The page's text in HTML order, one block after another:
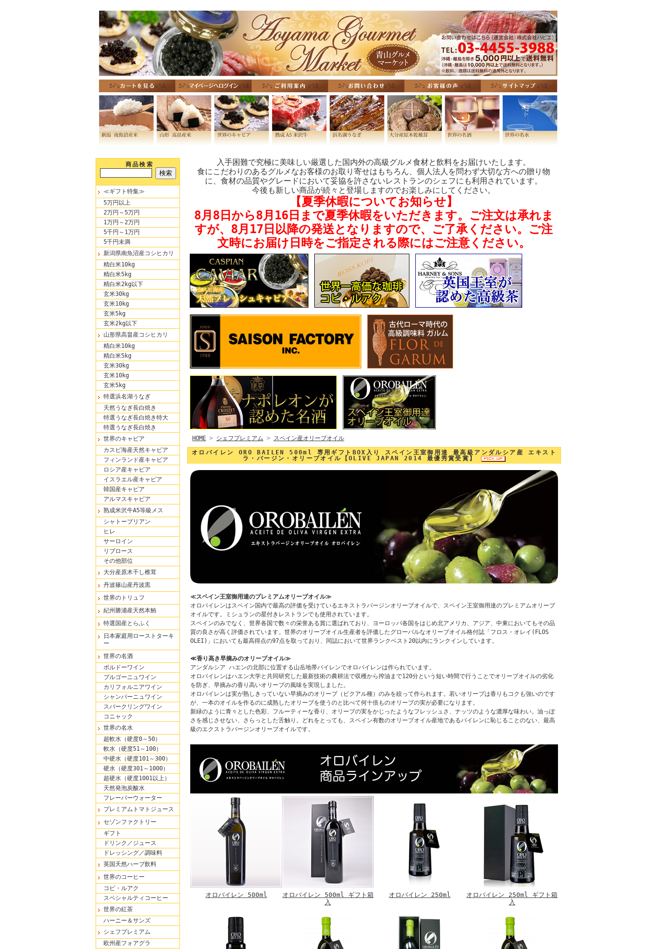
商品検索
≪ギフト特集≫
5万円以上
2万円～5万円
1万円～2万円
5千円～1万円
5千円未満
新潟県南魚沼産コシヒカリ
精白米10kg
精白米5kg
精白米2kg以下
玄米30kg
玄米10kg
玄米5kg
玄米2kg以下
山形県高畠産コシヒカリ
精白米10kg
精白米5kg
玄米30kg
玄米10kg
玄米5kg
特選浜名湖うなぎ
天然うなぎ長白焼き
特選うなぎ長白焼き特大
特選うなぎ長白焼き
世界のキャビア
カスピ海産天然キャビア
フィンランド産キャビア
ロシア産キャビア
イスラエル産キャビア
韓国産キャビア
アルマスキャビア
熟成米沢牛A5等級メス
シャトーブリアン
ヒレ
サーロイン
リブロース
その他部位
大分産原木干し椎茸
丹波篠山産丹波黒
世界のトリュフ
紀州勝浦産天然本鮪
特選国産とらふく
日本家庭用ローストターキ
ー
世界の名酒
ボルドーワイン
ブルゴーニュワイン
カリフォルニアワイン
シャンパーニュワイン
スパークリングワイン
コニャック
世界の名水
超軟水（硬度0～50）
軟水（硬度51～100）
中硬水（硬度101～300）
硬水（硬度301～1000）
超硬水（硬度1001以上）
天然発泡炭酸水
フレーバーウォーター
プレミアムトマトジュース
セゾンファクトリー
ギフト
ドリンク／ジュース
ドレッシング／調味料
英国天然ハーブ飲料
世界のコーヒー
コピ・ルアク
スペシャルティコーヒー
世界の紅茶
ハーニー＆サンズ
シェフプレミアム
欧州産フォアグラ
入手困難で究極に美味しい厳選した国内外の高級グルメ食材と飲料をお届けいたします。
食にこだわりのあるグルメなお客様のお取り寄せはもちろん、個人法人を問わず大切な方への贈り物
に、食材の品質やグレードにおいて妥協を許さないレストランのシェフにも利用されています。
今後も新しい商品が続々と登場しますのでお楽しみにしてください。
【夏季休暇についてお知らせ】
8月8日から8月16日まで夏季休暇をいただきます。ご注文は承れま
すが、8月17日以降の発送となりますので、ご了承ください。ご注
文時にお届け日時をご指定される際にはご注意ください。
HOME > シェフプレミアム > スペイン産オリーブオイル
オロバイレン ORO BAILEN 500ml 専用ギフトBOX入り スペイン王室御用達 最高級アンダルシア産 エキスト
ラ・バージン・オリーブオイル【OLIVE JAPAN 2014 最優秀賞受賞】
≪スペイン王室御用達のプレミアムオリーブオイル≫
オロバイレンはスペイン国内で最高の評価を受けているエキストラバージンオリーブオイルで、スペイン王室御用達のプレミアムオリーブ
オイルです。ミシュランの星付きレストランでも使用されています。
スペインのみでなく、世界各国で数々の栄誉ある賞に選ばれており、ヨーロッパ各国をはじめ北アメリカ、アジア、中東においてもその品
質の良さが高く評価されています。世界のオリーブオイル生産者を評価したグローバルなオリーブオイル格付誌「フロス・オレイ(FLOS
OLEI)」においても最高得点の97点を取っており、同誌において世界ランクベスト20以内にランクインしています。
≪香り高き早摘みのオリーブオイル≫
アンダルシア ハエンの北部に位置する山岳地帯バイレンでオロバイレンは作られています。
オロバイレンはハエン大学と共同研究した最新技術の農耕法で収穫から搾油まで120分という短い時間で行うことでオリーブオイルの劣化
を防ぎ、早摘みの香り高いオリーブの風味を実現しました。
オロバイレンは実が熟しきっていない早摘みのオリーブ（ピクアル種）のみを絞って作られます。若いオリーブは香りもコクも強いのです
が、一本のオイルを作るのに成熟したオリーブを使うのと比べて何十倍ものオリーブの実が必要になります。
新緑のように青々とした色彩、フルーティーな香り、オリーブの実をかじったようなフレッシュさ、ナッツのような濃厚な味わい。油っぽ
さを感じさせない、さらっとした舌触り。どれをとっても、スペイン有数のオリーブオイル産地であるバイレンに恥じることのない、最高
級のエクストラバージンオリーブオイルです。
オロバイレン 500ml
オロバイレン 500ml ギフト箱
入
オロバイレン 250ml
オロバイレン 250ml ギフト箱
入